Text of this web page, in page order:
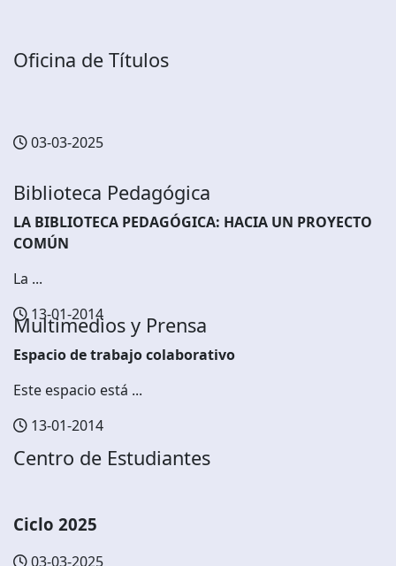
Oficina de Títulos
03-03-2025
Biblioteca Pedagógica
LA BIBLIOTECA PEDAGÓGICA: HACIA UN PROYECTO
COMÚN
La ...
13-01-2014
Multimedios y Prensa
Espacio de trabajo colaborativo
Este espacio está ...
13-01-2014
Centro de Estudiantes
Ciclo 2025
03-03-2025